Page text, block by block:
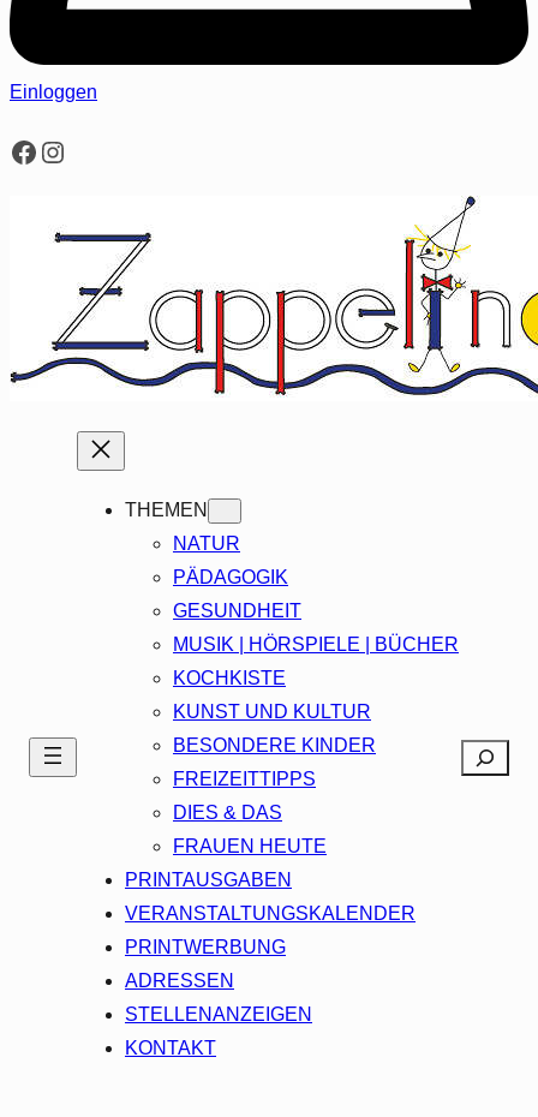
Einloggen
Facebook
Instagram
THEMEN
NATUR
PÄDAGOGIK
GESUNDHEIT
MUSIK | HÖRSPIELE | BÜCHER
KOCHKISTE
KUNST UND KULTUR
BESONDERE KINDER
FREIZEITTIPPS
DIES & DAS
FRAUEN HEUTE
PRINTAUSGABEN
VERANSTALTUNGSKALENDER
PRINTWERBUNG
ADRESSEN
STELLENANZEIGEN
KONTAKT
Search